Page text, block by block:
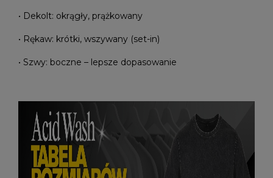
• Dekolt: okrągły, prążkowany
• Rękaw: krótki, wszywany (set-in)
• Szwy: boczne – lepsze dopasowanie